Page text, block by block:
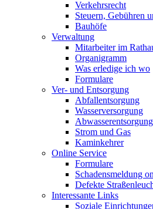
Verkehrsrecht
Steuern, Gebühren
Bauhöfe
Verwaltung
Mitarbeiter im
Organigramm
Was erledige ich wo
Formulare
Ver- und Entsorgung
Abfallentsorgung
Wasserversorgung
Abwasserentsorgung
Strom und Gas
Kaminkehrer
Online Service
Formulare
Schadensmeldung
Defekte
Interessante Links
Soziale